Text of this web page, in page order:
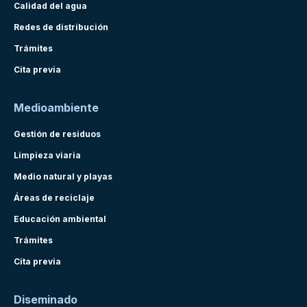
Calidad del agua
Redes de distribución
Trámites
Cita previa
Medioambiente
Gestión de residuos
Limpieza viaria
Medio natural y playas
Áreas de reciclaje
Educación ambiental
Trámites
Cita previa
Diseminado